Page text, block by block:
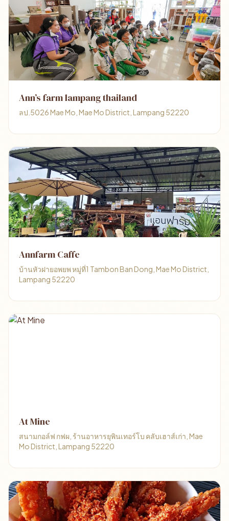
Ann’s farm lampang thailand
ลป.5026 Mae Mo, Mae Mo District, Lampang 52220
Annfarm Caffe
บ้านหัวฝายอพยพ หมู่ที่1 Tambon Ban Dong, Mae Mo District,
Lampang 52220
At Mine
สนามกอล์ฟ กฟผ, ร้านอาหารยุพินเทอร์โบ คลับเฮาส์เก่า, Mae
Mo District, Lampang 52220